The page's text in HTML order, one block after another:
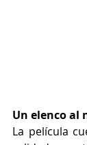
Un elenco al
La película